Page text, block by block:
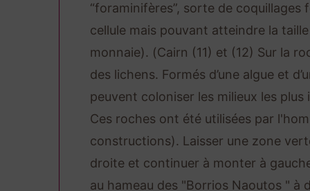
“foraminifères”, sorte de coquillages
cellule mais pouvant atteindre la taille
monnaie). (Cairn (11) et (12) Sur la
des lichens. Formés d’une algue et
peuvent coloniser les milieux les plus
Ces roches ont été utilisées par
constructions). Laisser une zone
droite et continuer à monter à
au hameau des "Borrios Naoutos " à